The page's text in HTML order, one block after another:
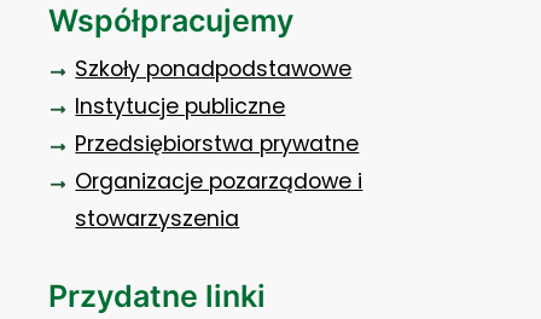
Współpracujemy
Szkoły ponadpodstawowe
Instytucje publiczne
Przedsiębiorstwa prywatne
Organizacje pozarządowe i
stowarzyszenia
Przydatne linki